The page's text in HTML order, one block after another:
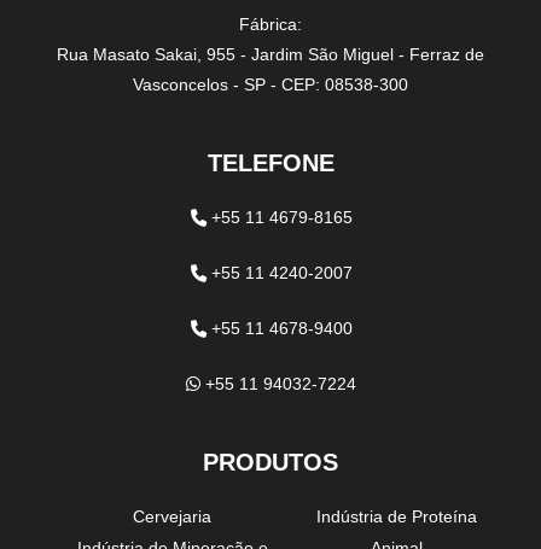
Fábrica:
Rua Masato Sakai, 955 - Jardim São Miguel - Ferraz de
Vasconcelos - SP - CEP: 08538-300
TELEFONE
+55 11 4679-8165
+55 11 4240-2007
+55 11 4678-9400
+55 11 94032-7224
PRODUTOS
Cervejaria
Indústria de Proteína